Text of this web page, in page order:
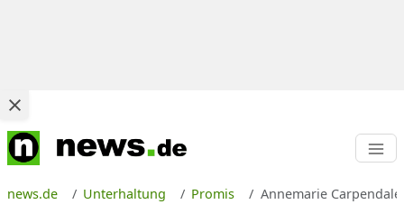
news.de Unterhaltung Promis Annemarie